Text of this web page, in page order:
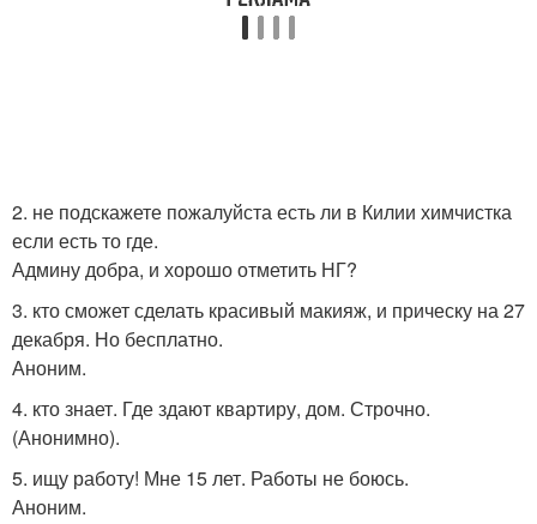
2. не подскажете пожалуйста есть ли в Килии химчистка
если есть то где.
Админу добра, и хорошо отметить НГ?
3. кто сможет сделать красивый макияж, и прическу на 27
декабря. Но бесплатно.
Аноним.
4. кто знает. Где здают квартиру, дом. Строчно.
(Анонимно).
5. ищу работу! Мне 15 лет. Работы не боюсь.
Аноним.